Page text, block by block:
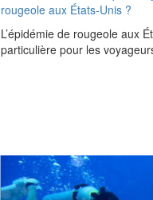
rougeole aux États-Unis ?
L’épidémie de rougeole aux
particulière pour les